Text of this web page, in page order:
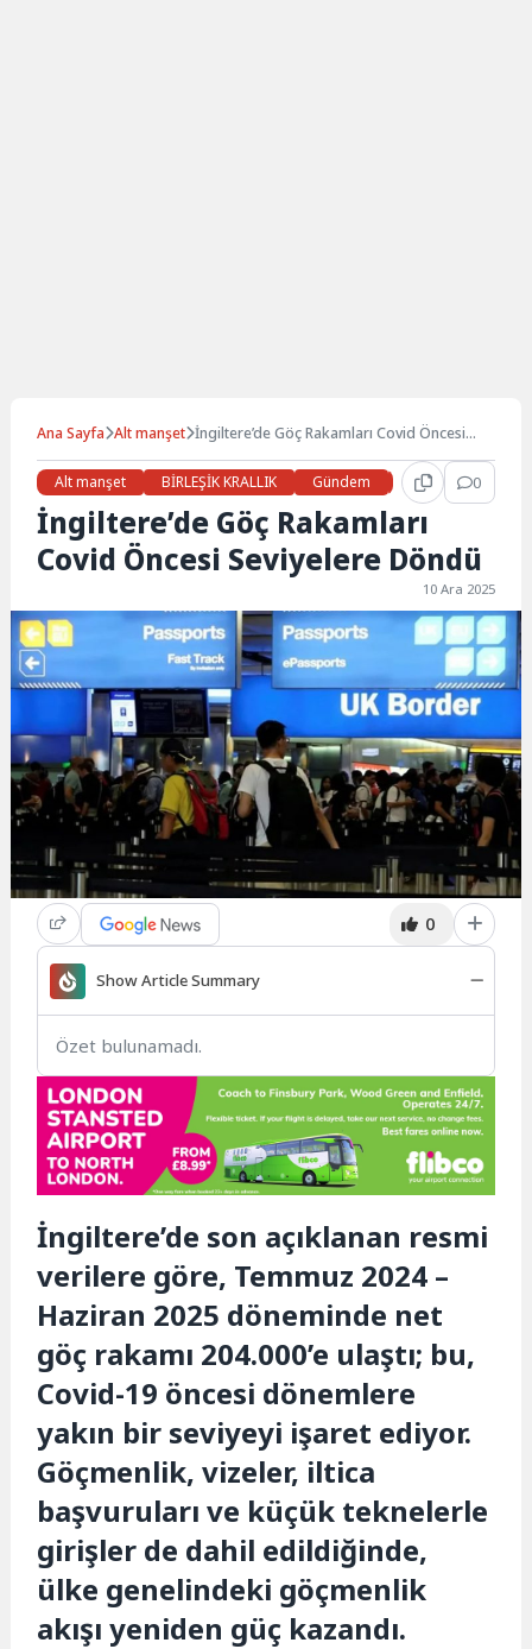
Ana Sayfa Alt manşet İngiltere’de Göç Rakamları Covid Öncesi
Alt manşet
BİRLEŞİK KRALLIK Gündem Haberler 0
İngiltere’de Göç Rakamları
Covid Öncesi Seviyelere Döndü
10 Ara 2025
0
Show Article Summary
Özet bulunamadı.
İngiltere’de son açıklanan resmi
verilere göre, Temmuz 2024 –
Haziran 2025 döneminde net
göç rakamı 204.000’e ulaştı; bu,
Covid-19 öncesi dönemlere
yakın bir seviyeyi işaret ediyor.
Göçmenlik, vizeler, iltica
başvuruları ve küçük teknelerle
girişler de dahil edildiğinde,
ülke genelindeki göçmenlik
akışı yeniden güç kazandı.